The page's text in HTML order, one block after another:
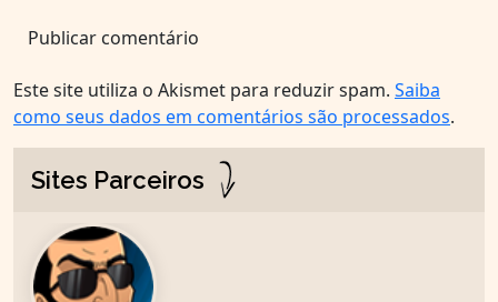
Este site utiliza o Akismet para reduzir spam. Saiba
como seus dados em comentários são processados.
Sites Parceiros